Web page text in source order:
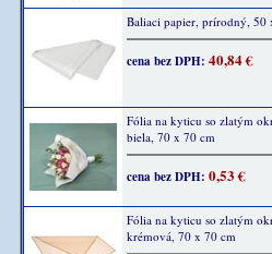
Baliaci papier, prírodný, 50
cena bez DPH: 40,84 €
Fólia na kyticu so zlatým
biela, 70 x 70 cm
cena bez DPH: 0,53 €
Fólia na kyticu so zlatým
krémová, 70 x 70 cm